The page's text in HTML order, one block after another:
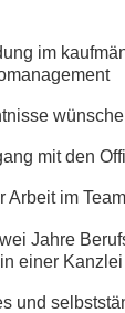
im
mit den
Arbeit im Team
Jahre
einer Kanzlei
und